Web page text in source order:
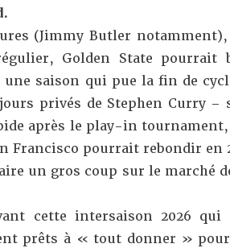
(Jimmy Butler notamment
Golden State pourrait
saison qui pue la fin de
privés de Stephen Curry–
après le play-in
Francisco pourrait rebondir en
un gros coup sur le marché
cette intersaison 2026 qui
prêts à « tout donner »